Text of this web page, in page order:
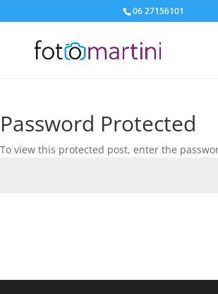
06 27156101
Password Protected
To view this protected post, enter the